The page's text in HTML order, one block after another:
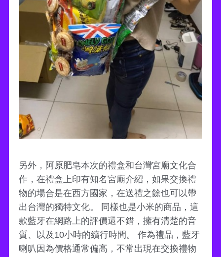
另外，阿原肥皂本次的禮盒和台灣宮廟文化合
作，在禮盒上印有知名宮廟介紹，如果交換禮
物的場合是在西方國家，在送禮之餘也可以帶
出台灣的獨特文化。 同樣也是小米的商品，這
款藍牙在網路上的評價還不錯，擁有清楚的音
質、以及10小時的續行時間。 作為禮品，藍牙
喇叭因為價格通常偏高，不常出現在交換禮物